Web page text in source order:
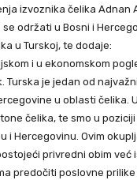
izvoznika čelika Adnan
održati u Bosni i
u Turskoj, te dodaje:
i u ekonomskom
Turska je jedan od
u oblasti čelika.
čelika, te smo u
i Hercegovinu. Ovim
privredni obim već
predočiti poslovne prilike